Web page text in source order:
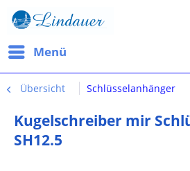
Menü
Übersicht Schlüsselanhänger
Kugelschreiber mir
SH12.5